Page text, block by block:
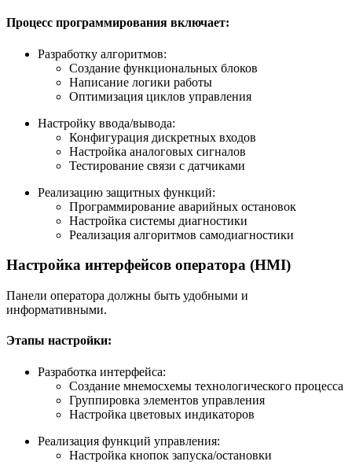
Процесс программирования включает:
Разработку алгоритмов:
Создание функциональных блоков
Написание логики работы
Оптимизация циклов управления
Настройку ввода/вывода:
Конфигурация дискретных входов
Настройка аналоговых сигналов
Тестирование связи с датчиками
Реализацию защитных функций:
Программирование аварийных остановок
Настройка системы диагностики
Реализация алгоритмов самодиагностики
Настройка интерфейсов оператора (HMI)
Панели оператора должны быть удобными и
информативными.
Этапы настройки:
Разработка интерфейса:
Создание мнемосхемы технологического процесса
Группировка элементов управления
Настройка цветовых индикаторов
Реализация функций управления:
Настройка кнопок запуска/остановки